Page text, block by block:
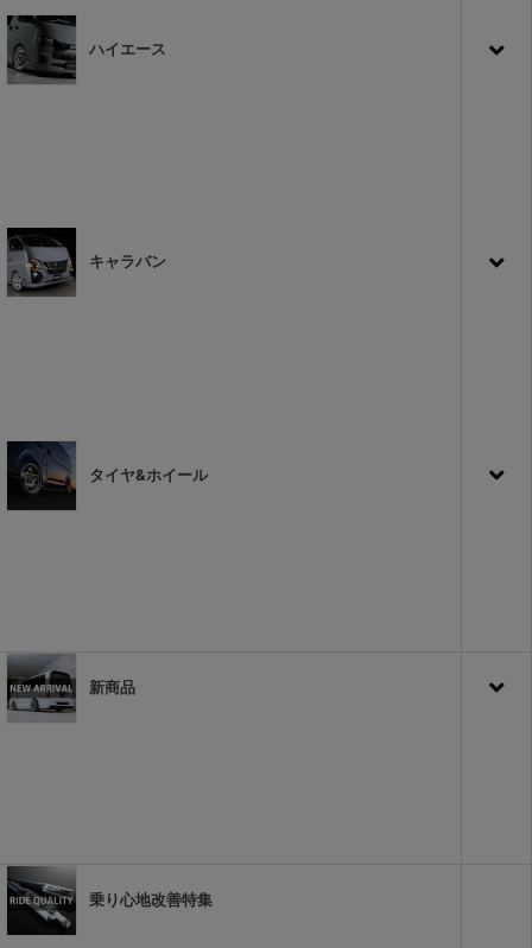
ハイエース
キャラバン
タイヤ&ホイール
新商品
乗り心地改善特集